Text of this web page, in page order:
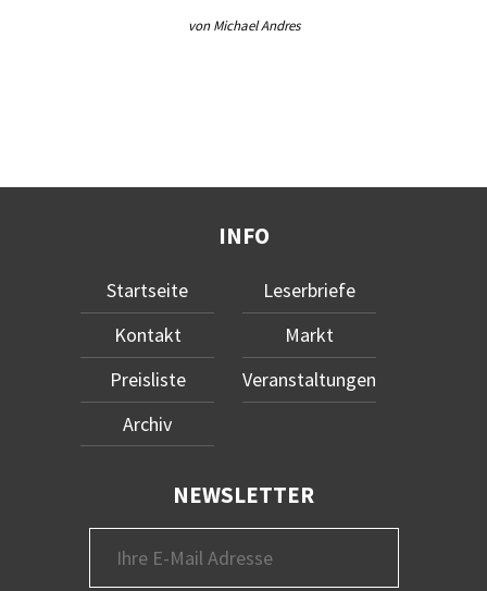
von Michael Andres
INFO
Startseite
Kontakt
Preisliste
Archiv
Leserbriefe
Markt
Veranstaltungen
NEWSLETTER